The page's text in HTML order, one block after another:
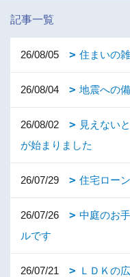
記事一覧
26/08/05 住まいの
26/08/04 地震への備
26/08/02
見えない
が始まりました
26/07/29 住宅ロー
26/07/26
中庭のお
ルです
26/07/21 ＬＤＫの